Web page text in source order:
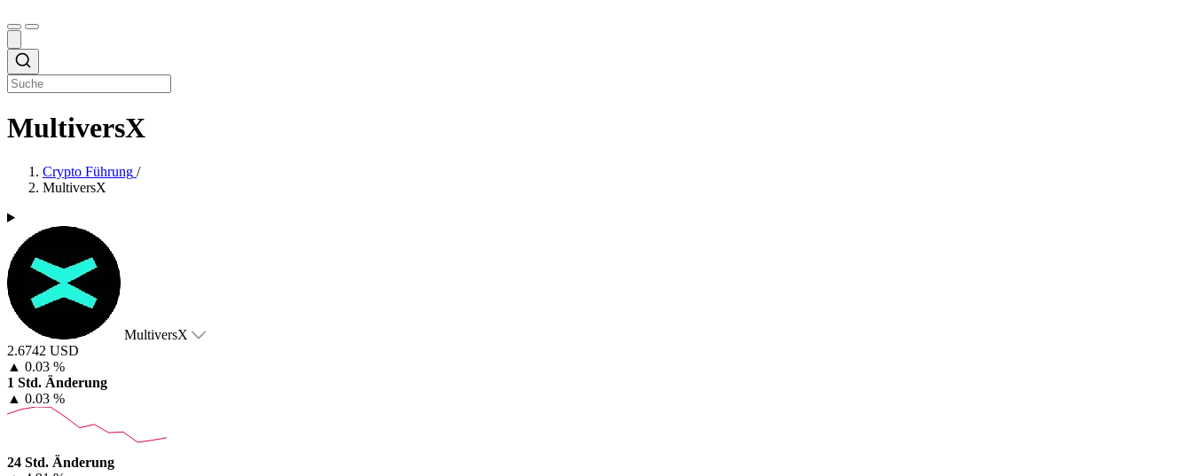
MultiversX
Crypto Führung /
MultiversX
MultiversX
2.6742 USD
▲ 0.03 %
1 Std. Änderung
▲ 0.03 %
24 Std. Änderung